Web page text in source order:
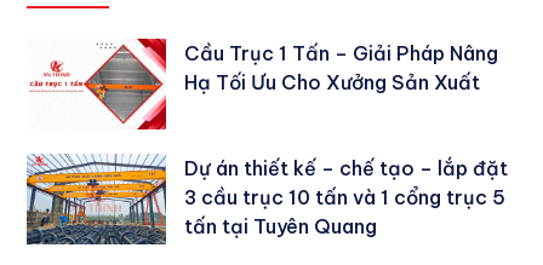
Cầu Trục 1 Tấn – Giải Pháp Nâng
Hạ Tối Ưu Cho Xưởng Sản Xuất
Dự án thiết kế – chế tạo – lắp đặt
3 cầu trục 10 tấn và 1 cổng trục 5
tấn tại Tuyên Quang